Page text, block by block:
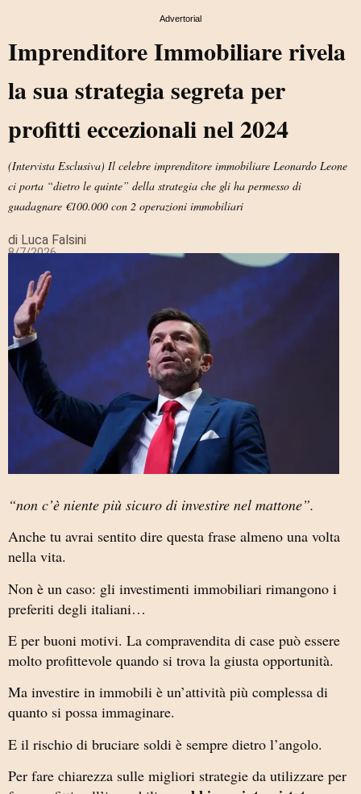
Advertorial
Imprenditore Immobiliare rivela
la sua strategia segreta per
profitti eccezionali nel 2024
(Intervista Esclusiva) Il celebre imprenditore immobiliare Leonardo Leone
ci porta “dietro le quinte” della strategia che gli ha permesso di
guadagnare €100.000 con 2 operazioni immobiliari
di Luca Falsini
8/7/2026
“non c’è niente più sicuro di investire nel mattone”.
Anche tu avrai sentito dire questa frase almeno una volta
nella vita.
Non è un caso: gli investimenti immobiliari rimangono i
preferiti degli italiani…
E per buoni motivi. La compravendita di case può essere
molto profittevole quando si trova la giusta opportunità.
Ma investire in immobili è un’attività più complessa di
quanto si possa immaginare.
E il rischio di bruciare soldi è sempre dietro l’angolo.
Per fare chiarezza sulle migliori strategie da utilizzare per